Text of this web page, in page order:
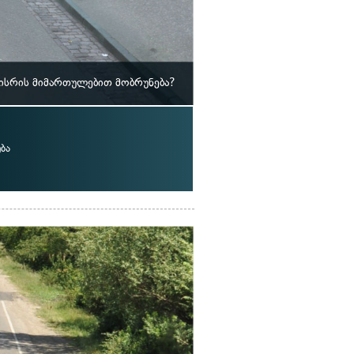
მიმართულებით მობრუნება?